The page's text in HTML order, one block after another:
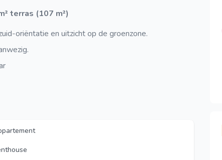
terras (107 m²)
oriëntatie en uitzicht op de groenzone.